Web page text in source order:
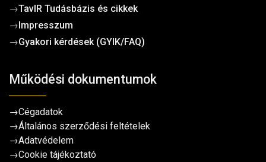
→TavIR Tudásbázis és cikkek
→Impresszum
→Gyakori kérdések (GYIK/FAQ)
Működési dokumentumok
→Cégadatok
→Általános szerződési feltételek
→Adatvédelem
→Cookie tájékoztató